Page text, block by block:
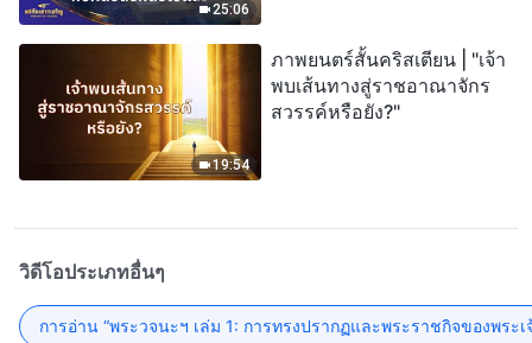
25:06
19:54
ภาพยนตร์สั้นคริสเตียน | "เจ้า
พบเส้นทางสู่ราชอาณาจักร
สวรรค์หรือยัง?"
วิดีโอประเภทอื่นๆ
การอ่าน “พระวจนะฯ เล่ม 1: การทรงปรากฏและพระราชกิจของพระเ